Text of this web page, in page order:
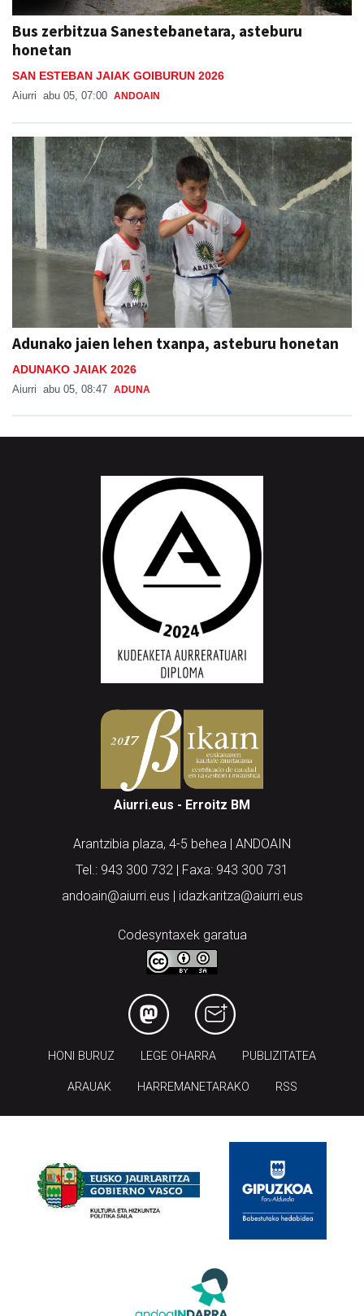
Bus zerbitzua Sanestebanetara, asteburu
honetan
SAN ESTEBAN JAIAK GOIBURUN 2026
Aiurri abu 05, 07:00 ANDOAIN
Adunako jaien lehen txanpa, asteburu honetan
ADUNAKO JAIAK 2026
Aiurri abu 05, 08:47 ADUNA
Aiurri.eus - Erroitz BM
Arantzibia plaza, 4-5 behea | ANDOAIN
Tel.: 943 300 732 | Faxa: 943 300 731
andoain@aiurri.eus | idazkaritza@aiurri.eus
Codesyntaxek garatua
HONI BURUZ LEGE OHARRA PUBLIZITATEA
ARAUAK HARREMANETARAKO RSS